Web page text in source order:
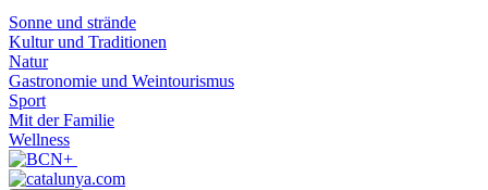
Sonne und strände
Kultur und Traditionen
Natur
Gastronomie und Weintourismus
Sport
Mit der Familie
Wellness